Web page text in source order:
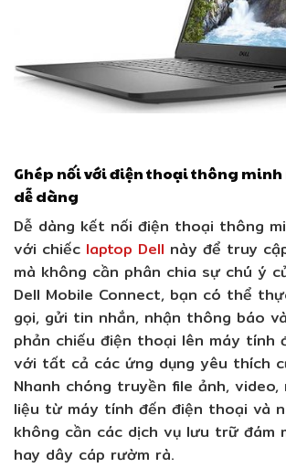
Ghép nối với điện thoại thông
dễ dàng
Dễ dàng kết nối điện thoại thông
với chiếc laptop Dell này để truy
mà không cần phân chia sự chú ý
Dell Mobile Connect, bạn có thể
gọi, gửi tin nhắn, nhận thông báo
phản chiếu điện thoại lên máy tính
với tất cả các ứng dụng yêu thích
Nhanh chóng truyền file ảnh,
liệu từ máy tính đến điện thoại và
không cần các dịch vụ lưu trữ đám
hay dây cáp rườm rà.